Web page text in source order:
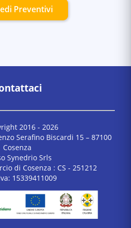
Preventivi
2016 - 2026
Serafino Biscardi 15 – 87100
Cosenza
Synedrio Srls
di Cosenza : CS - 251212
15339411009